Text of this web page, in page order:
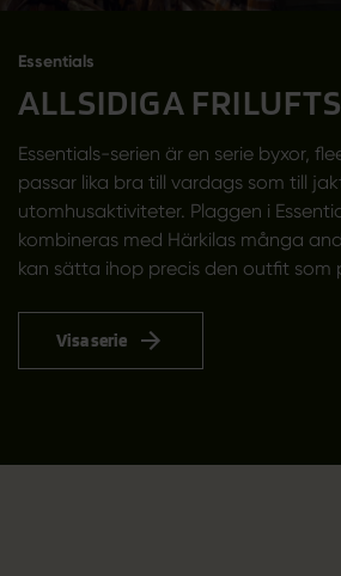
Essentials
ALLSIDIGA
Essentials-serien är en serie byxor,
passar lika bra till vardags som till
utomhusaktiviteter. Plaggen i
kombineras med Härkilas många
kan sätta ihop precis den outfit som
Visa serie